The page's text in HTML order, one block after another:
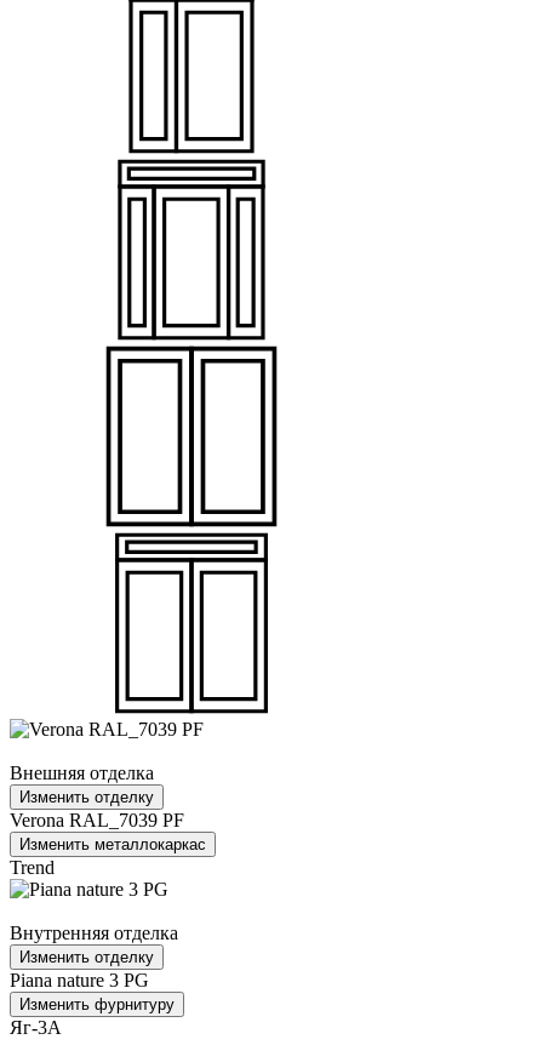
Внешняя отделка
Изменить отделку
Verona RAL_7039 PF
Изменить металлокаркас
Trend
Внутренняя отделка
Изменить отделку
Piana nature 3 PG
Изменить фурнитуру
Яг-3А